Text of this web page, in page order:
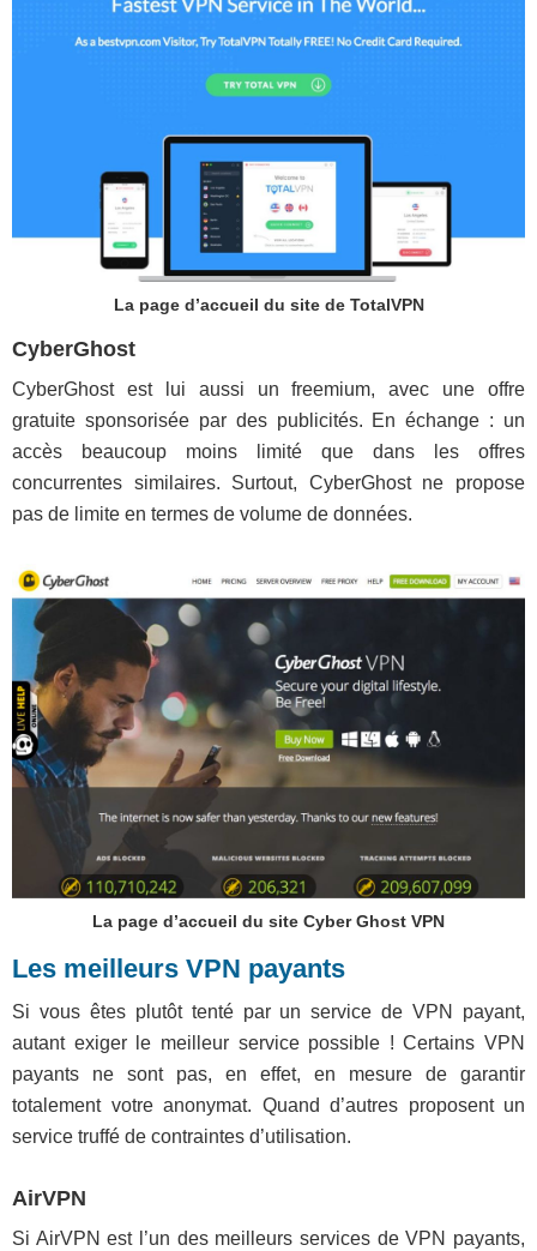
La page d’accueil du site de TotalVPN
CyberGhost
CyberGhost est lui aussi un freemium, avec une offre
gratuite sponsorisée par des publicités. En échange : un
accès beaucoup moins limité que dans les offres
concurrentes similaires. Surtout, CyberGhost ne propose
pas de limite en termes de volume de données.
La page d’accueil du site Cyber Ghost VPN
Les meilleurs VPN payants
Si vous êtes plutôt tenté par un service de VPN payant,
autant exiger le meilleur service possible ! Certains VPN
payants ne sont pas, en effet, en mesure de garantir
totalement votre anonymat. Quand d’autres proposent un
service truffé de contraintes d’utilisation.
AirVPN
Si AirVPN est l’un des meilleurs services de VPN payants,